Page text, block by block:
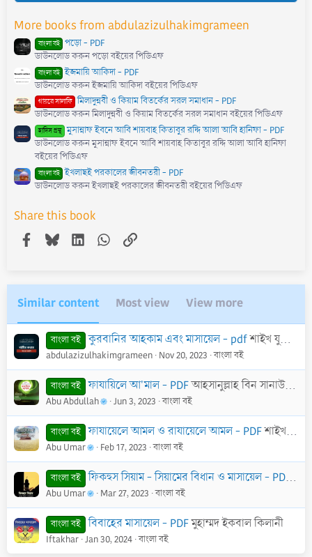
(
)
More books from abdulazizulhakimgrameen
বাংলা বই পড়ো - PDF
ডাউনলোড করুন পড়ো বইয়ের পিডিএফ
বাংলা বই ইজমায়ি আকিদা - PDF
ডাউনলোড করুন ইজমায়ি আকিদা বইয়ের পিডিএফ
গায়রে সালাফি মিলাদুন্নবী ও কিয়াম বিতর্কের সরল সমাধান - PDF
ডাউনলোড করুন মিলাদুন্নবী ও কিয়াম বিতর্কের সরল সমাধান বইয়ের পিডিএফ
হাদিস গ্রন্থ মুসান্নাফ ইবনে আবি শায়বাহ কিতাবুর রদ্দি আলা আবি হানিফা - PDF
ডাউনলোড করুন মুসান্নাফ ইবনে আবি শায়বাহ কিতাবুর রদ্দি আলা আবি হানিফা
বইয়ের পিডিএফ
বাংলা বই ইখলাছই পরকালের জীবনতরী - PDF
ডাউনলোড করুন ইখলাছই পরকালের জীবনতরী বইয়ের পিডিএফ
Share this book
Facebook
BlueskyLinkedInWhatsApp
Link
Similar content Most view View more
বাংলা বই কুরবানির আহকাম এবং মাসায়েল - pdfশাইখ যুবায়ের আলী যাঈ (রাহি.)
abdulazizulhakimgrameen Nov 20, 2023 বাংলা বই
বাংলা বই ফাযায়িলে আ'মাল - PDFআহসানুল্লাহ বিন সানাউল্লাহ
Abu Abdullah Jun 3, 2023 বাংলা বই
বাংলা বই ফাযায়েলে আমল ও রাযায়েলে আমল - PDFশাইখ আব্দুল হামীদ আল-ফাইযী আল-মাদানী।
Abu Umar Feb 17, 2023 বাংলা বই
বাংলা বই ফিকহুস সিয়াম - সিয়ামের বিধান ও মাসায়েল - PDF
Abu Umar Mar 27, 2023 বাংলা বই
বাংলা বই বিবাহের মাসায়েল - PDFমুহাম্মদ ইকবাল কিলানী
Iftakhar Jan 30, 2024 বাংলা বই